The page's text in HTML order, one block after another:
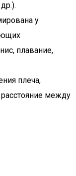
у
плавание,
плеча,
между